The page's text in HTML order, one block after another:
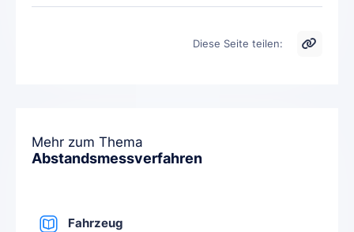
Diese Seite teilen:
Mehr zum Thema
Abstandsmessverfahren
Fahrzeug